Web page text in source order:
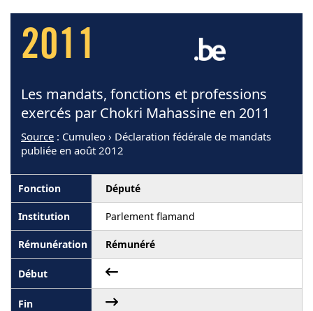
2011
Les mandats, fonctions et professions
exercés par Chokri Mahassine en 2011
Source : Cumuleo › Déclaration fédérale de mandats
publiée en août 2012
Député
Parlement flamand
Rémunéré